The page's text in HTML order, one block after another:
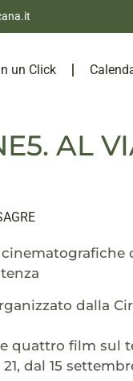
un Click
AL
cinematografiche
dalla
quattro film sul
dal 15